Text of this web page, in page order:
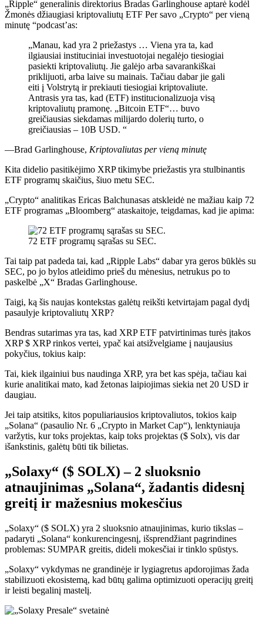
„Ripple“ generalinis direktorius Bradas Garlinghouse aptarė kodėl
Žmonės džiaugiasi kriptovaliutų ETF Per savo „Crypto“ per vieną
minutę “podcast’as:
„Manau, kad yra 2 priežastys … Viena yra ta, kad
ilgiausiai instituciniai investuotojai negalėjo tiesiogiai
pasiekti kriptovaliutų. Jie galėjo arba savarankiškai
priklijuoti, arba laive su mainais. Tačiau dabar jie gali
eiti į Volstrytą ir prekiauti tiesiogiai kriptovaliute.
Antrasis yra tas, kad (ETF) institucionalizuoja visą
kriptovaliutų pramonę. „Bitcoin ETF“… buvo
greičiausias siekdamas milijardo dolerių turto, o
greičiausias – 10B USD. “
—Brad Garlinghouse, Kriptovaliutas per vieną minutę
Kita didelio pasitikėjimo XRP tikimybe priežastis yra stulbinantis
ETF programų skaičius, šiuo metu SEC.
„Crypto“ analitikas Ericas Balchunasas atskleidė ne mažiau kaip 72
ETF programas „Bloomberg“ ataskaitoje, teigdamas, kad jie apima:
72 ETF programų sąrašas su SEC.
Tai taip pat padeda tai, kad „Ripple Labs“ dabar yra geros būklės su
SEC, po jo bylos atleidimo prieš du mėnesius, netrukus po to
paskelbė „X“ Bradas Garlinghouse.
Taigi, ką šis naujas kontekstas galėtų reikšti ketvirtajam pagal dydį
pasaulyje kriptovaliutų XRP?
Bendras sutarimas yra tas, kad XRP ETF patvirtinimas turės įtakos
XRP $ XRP rinkos vertei, ypač kai atsižvelgiame į naujausius
pokyčius, tokius kaip:
Tai, kiek ilgainiui bus naudinga XRP, yra bet kas spėja, tačiau kai
kurie analitikai mato, kad žetonas laipiojimas siekia net 20 USD ir
daugiau.
Jei taip atsitiks, kitos populiariausios kriptovaliutos, tokios kaip
„Solana“ (pasaulio Nr. 6 „Crypto in Market Cap“), lenktyniauja
varžytis, kur toks projektas, kaip toks projektas ($ Solx), vis dar
išankstinis, galėtų būti tik bilietas.
„Solaxy“ ($ SOLX) – 2 sluoksnio
atnaujinimas „Solana“, žadantis didesnį
greitį ir mažesnius mokesčius
„Solaxy“ ($ SOLX) yra 2 sluoksnio atnaujinimas, kurio tikslas –
padaryti „Solana“ konkurencingesnį, išsprendžiant pagrindines
problemas: SUMPAR greitis, dideli mokesčiai ir tinklo spūstys.
„Solaxy“ vykdymas ne grandinėje ir lygiagretus apdorojimas žada
stabilizuoti ekosistemą, kad būtų galima optimizuoti operacijų greitį
ir leisti begalinį mastelį.